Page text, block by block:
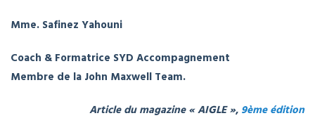
Mme. Safinez Yahouni
Coach & Formatrice SYD Accompagnement
Membre de la John Maxwell Team.
Article du magazine « AIGLE », 9ème édition